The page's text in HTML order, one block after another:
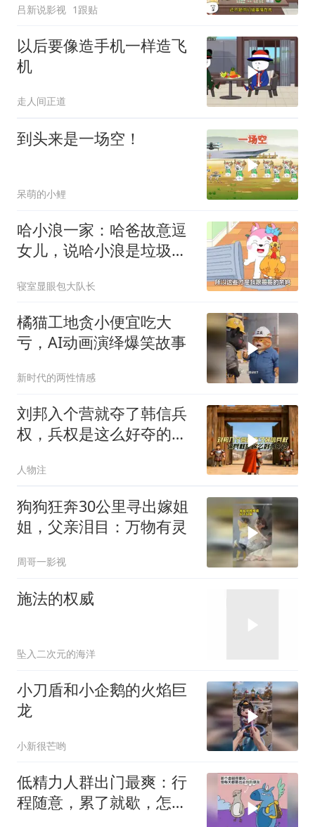
吕新说影视 1跟贴
以后要像造手机一样造飞
机
走人间正道
到头来是一场空！
呆萌的小鲤
哈小浪一家：哈爸故意逗
女儿，说哈小浪是垃圾桶
寝室显眼包大队长
橘猫工地贪小便宜吃大
亏，AI动画演绎爆笑故事
新时代的两性情感
刘邦入个营就夺了韩信兵
权，兵权是这么好夺的
人物注
狗狗狂奔30公里寻出嫁姐
姐，父亲泪目：万物有灵
周哥一影视
施法的权威
坠入二次元的海洋
小刀盾和小企鹅的火焰巨
龙
小新很芒哟
低精力人群出门最爽：行
程随意，累了就歇，怎么